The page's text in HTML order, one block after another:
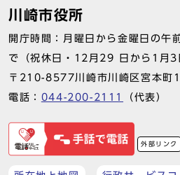
川崎市役所
開庁時間：月曜日から金曜日の午
で（祝休日・12月29 日から1月3
〒210-8577川崎市川崎区宮本町
電話： 044-200-2111 （代表）
外部リンク